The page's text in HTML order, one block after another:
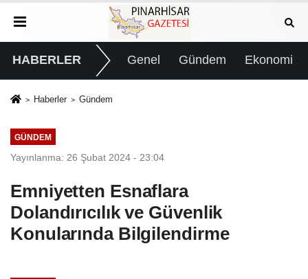
HABERLER Genel Gündem Ekonomi
Haberler Gündem
GÜNDEM
Yayınlanma: 26 Şubat 2024 - 23:04
Emniyetten Esnaflara
Dolandırıcılık ve Güvenlik
Konularında Bilgilendirme